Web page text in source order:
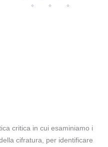
critica in cui esaminiamo i
cifratura, per identificare